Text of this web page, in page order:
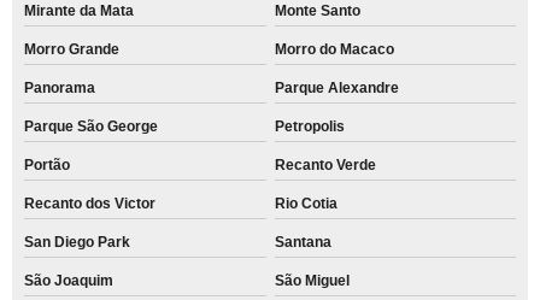
Mirante da Mata Monte Santo
Morro Grande Morro do Macaco
Panorama Parque Alexandre
Parque São George Petropolis
Portão Recanto Verde
Recanto dos Victor Rio Cotia
San Diego Park Santana
São Joaquim
São Miguel